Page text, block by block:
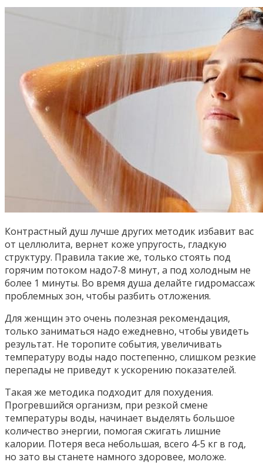
Контрастный душ лучше других методик избавит вас
от целлюлита, вернет коже упругость, гладкую
структуру. Правила такие же, только стоять под
горячим потоком надо7-8 минут, а под холодным не
более 1 минуты. Во время душа делайте гидромассаж
проблемных зон, чтобы разбить отложения.
Для женщин это очень полезная рекомендация,
только заниматься надо ежедневно, чтобы увидеть
результат. Не торопите события, увеличивать
температуру воды надо постепенно, слишком резкие
перепады не приведут к ускорению показателей.
Такая же методика подходит для похудения.
Прогревшийся организм, при резкой смене
температуры воды, начинает выделять большое
количество энергии, помогая сжигать лишние
калории. Потеря веса небольшая, всего 4-5 кг в год,
но зато вы станете намного здоровее, моложе.